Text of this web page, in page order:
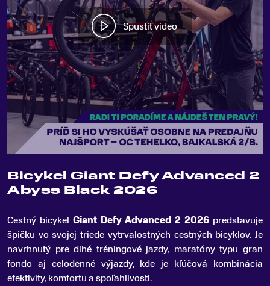
Spustiť video
Bicykel Giant Defy Advanced 2
Abyss Black 2026
Cestný bicykel Giant Defy Advanced 2 2026 predstavuje
špičku vo svojej triede vytrvalostných cestných bicyklov. Je
navrhnutý pre dlhé tréningové jazdy, maratóny typu gran
fondo aj celodenné výjazdy, kde je kľúčová kombinácia
efektivity, komfortu a spoľahlivosti.